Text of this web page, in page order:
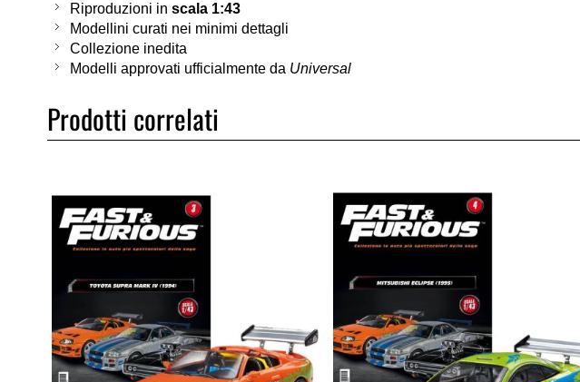
Riproduzioni in scala 1:43
Modellini curati nei minimi dettagli
Collezione inedita
Modelli approvati ufficialmente da Universal
Prodotti correlati